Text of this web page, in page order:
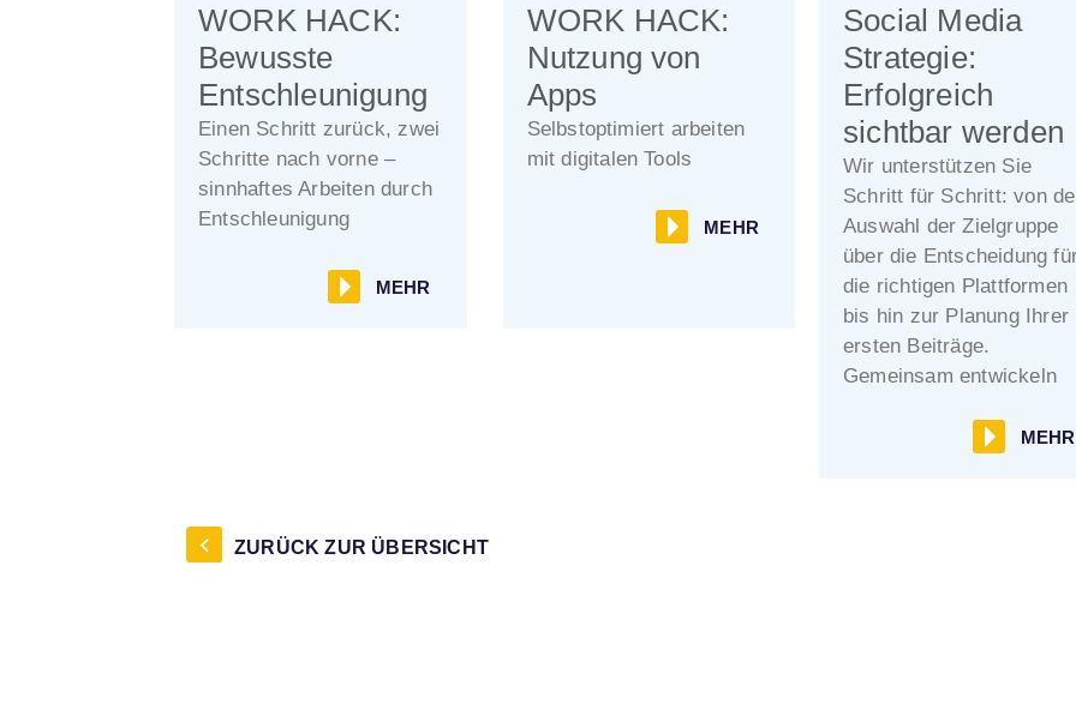
WORK HACK:
Bewusste
Entschleunigung
Einen Schritt zurück, zwei
Schritte nach vorne –
sinnhaftes Arbeiten durch
Entschleunigung
MEHR
WORK HACK:
Nutzung von
Apps
Selbstoptimiert arbeiten
mit digitalen Tools
MEHR
Social Media
Strategie:
Erfolgreich
sichtbar werden
Wir unterstützen Sie
Schritt für Schritt: von
Auswahl der Zielgruppe
über die Entscheidung
die richtigen Plattformen
bis hin zur Planung Ihrer
ersten Beiträge.
Gemeinsam entwickeln
Ihnen und Ihrem
MEHR
ZURÜCK ZUR ÜBERSICHT